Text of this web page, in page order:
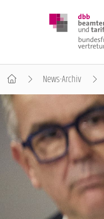
DBB FRAUEN
BUNDESTAGSWAHL
POSITIONEN
SCHWERPUNKTTHEMEN
News-Archiv